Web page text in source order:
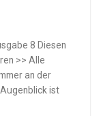
8 Diesen
>> Alle
an der
ist